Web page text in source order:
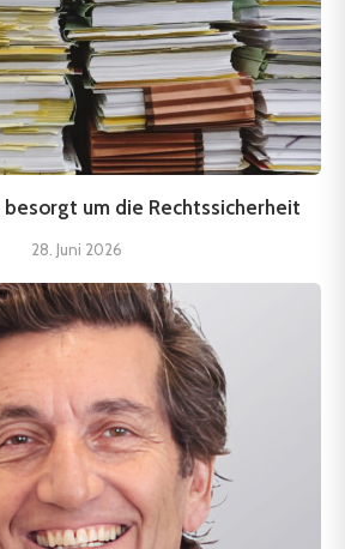
um die Rechtssicherheit
28. Juni 2026